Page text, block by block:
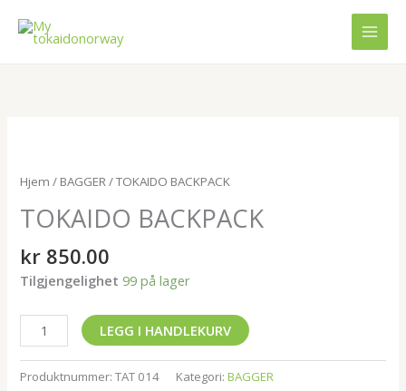
rett
Hjem / BAGGER/ TOKAIDO BACKPACK
TOKAIDO BACKPACK
kr 850.00
Tilgjengelighet 99 på lager
antall
LEGG I HANDLEKURV
Produktnummer:TAT 014 Kategori:BAGGER